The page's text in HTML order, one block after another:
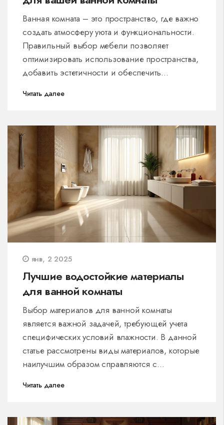
Ванная комната – это пространство, где важно
создать атмосферу уюта и функциональности.
Правильный выбор мебели позволяет
оптимизировать использование пространства,
добавить эстетичности и обеспечить
статье рассматриваются ключевые аспекты
помещения и стиля интерьера до материалов,
устойчивых к влаге. Читатели получат
практические советы и актуальные тенденции
дизайна для создания гармоничного и
функционального пространства.
Читать далее
янв, 2 2025
Лучшие водостойкие материалы
для ванной комнаты
Выбор материалов для ванной комнаты
является важной задачей, требующей учета
специфических условий влажности. В данной
статье рассмотрены виды материалов, которые
наилучшим образом справляются с
форму даже в условиях повышенной
характеристикам таких материалов, как ПВХ,
Читать далее